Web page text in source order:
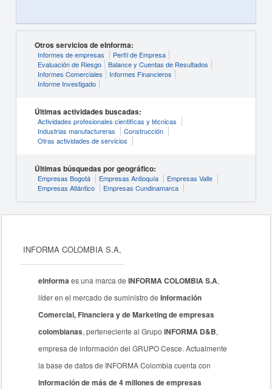
Otros servicios de eInforma:
Informes de empresas
Perfil de Empresa
Evaluación de Riesgo
Balance y Cuentas de Resultados
Informes Comerciales
Informes Financieros
Informe Investigado
Últimas actividades buscadas:
Actividades profesionales cientificas y técnicas
Industrias manufactureras
Construcción
Otras actividades de servicios
Últimas búsquedas por geográfico:
Empresas Bogotá Empresas Antioquía
Empresas Valle
Empresas Atlántico
Empresas Cundinamarca
INFORMA COLOMBIA S.A,
eInformaes una marca deINFORMA COLOMBIA S.A,
líder en el mercado de suministro deInformación
Comercial, Financiera y de Marketing de empresas
colombianas, perteneciente al GrupoINFORMA D&B,
empresa de información del GRUPO Cesce. Actualmente
la base de datos de INFORMA Colombia cuenta con
información de más de 4 millones de empresas